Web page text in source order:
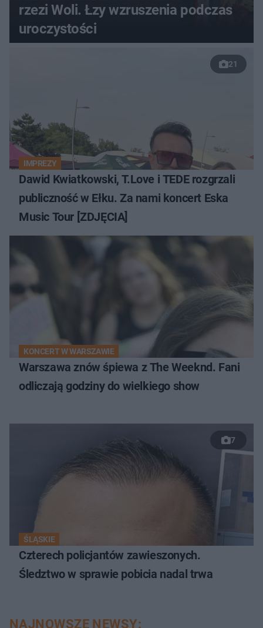
rzezi Woli. Łzy wzruszenia podczas
uroczystości
21
IMPREZY
Dawid Kwiatkowski, T.Love i TEDE rozgrzali
publiczność w Ełku. Za nami koncert Eska
Music Tour [ZDJĘCIA]
KONCERT W WARSZAWIE
Warszawa znów śpiewa z The Weeknd. Fani
odliczają godziny do wielkiego show
7
ŚLĄSKIE
Czterech policjantów zawieszonych.
Śledztwo w sprawie pobicia nadal trwa
NAJNOWSZE NEWSY: